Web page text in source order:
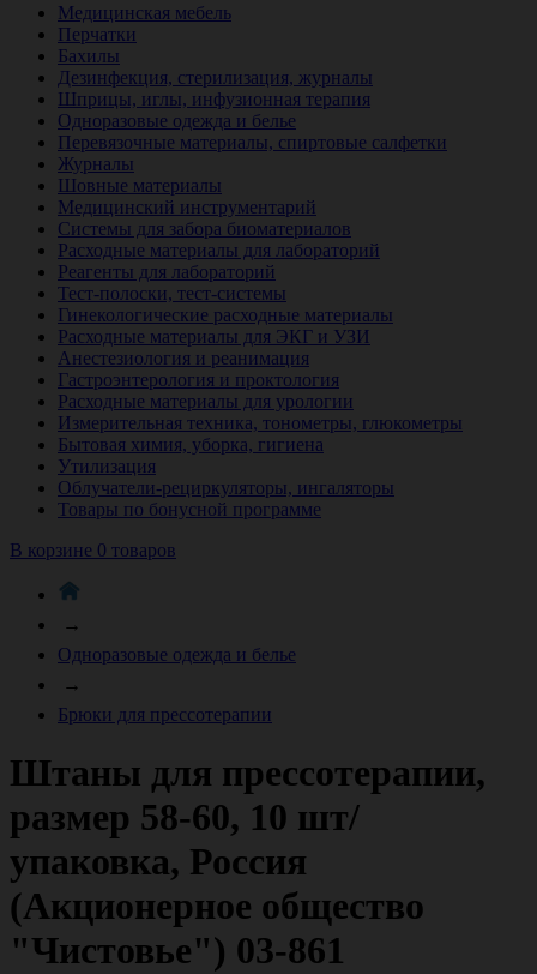
Медицинская мебель
Перчатки
Бахилы
Дезинфекция, стерилизация, журналы
Шприцы, иглы, инфузионная терапия
Одноразовые одежда и белье
Перевязочные материалы, спиртовые салфетки
Журналы
Шовные материалы
Медицинский инструментарий
Системы для забора биоматериалов
Расходные материалы для лабораторий
Реагенты для лабораторий
Тест-полоски, тест-системы
Гинекологические расходные материалы
Расходные материалы для ЭКГ и УЗИ
Анестезиология и реанимация
Гастроэнтерология и проктология
Расходные материалы для урологии
Измерительная техника, тонометры, глюкометры
Бытовая химия, уборка, гигиена
Утилизация
Облучатели-рециркуляторы, ингаляторы
Товары по бонусной программе
В корзине 0 товаров
→
Одноразовые одежда и белье
→
Брюки для прессотерапии
Штаны для прессотерапии,
размер 58-60, 10 шт/
упаковка, Россия
(Акционерное общество
"Чистовье") 03-861